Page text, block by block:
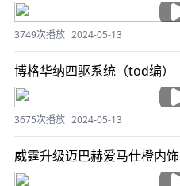
3749次播放 2024-05-13
博格华纳四驱系统（tod编）
3675次播放 2024-05-13
威霆升级迈巴赫爱马仕橙内饰